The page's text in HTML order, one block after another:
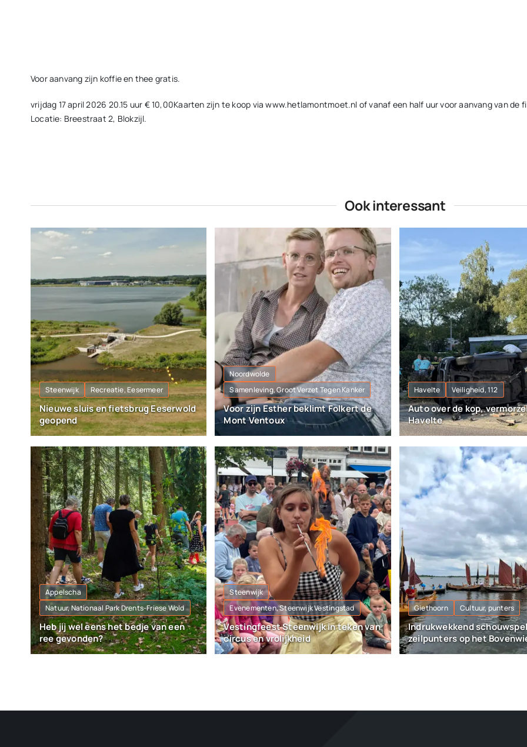
Voor aanvang zijn koffie en thee gratis.
vrijdag 17 april 2026 20.15 uur € 10,00Kaarten zijn te koop via www.hetlamontmoet.nl of vanaf een half uur voor aanvang van de
Locatie: Breestraat 2, Blokzijl.
Ook interessant
Steenwijk Recreatie, Eesermeer
Nieuwe sluis en fietsbrug Eeserwold
geopend
Noordwolde
Samenleving, Groot Verzet Tegen Kanker
Voor zijn Esther beklimt Folkert de
Mont Ventoux
Havelte Veiligheid, 112
Auto over de kop,
Havelte
Appelscha
Natuur, Nationaal Park Drents-Friese Wold
Heb jij wel eens het bedje van een
ree gevonden?
Steenwijk
Evenementen, Steenwijk Vestingstad
Vestingfeest Steenwijk in teken van
circus en vrolijkheid
Giethoorn Cultuur, punters
Indrukwekkend
zeilpunters op het